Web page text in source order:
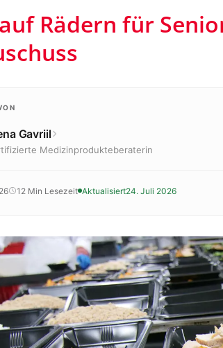
Rädern für
Gavriil
Medizinprodukteberaterin
12 Min Lesezeit Aktualisiert24. Juli 2026